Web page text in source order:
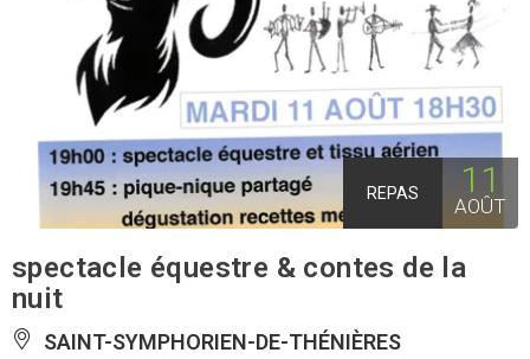
REPAS 11
AOÛT
spectacle équestre & contes de la
nuit
SAINT-SYMPHORIEN-DE-THÉNIÈRES